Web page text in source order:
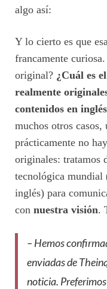
algo así:
Y lo cierto es que
francamente
original? ¿Cuál es
realmente
contenidos en
muchos otros
prácticamente no
originales: tratamos
tecnológica mundial
inglés) para
con nuestra visión.
– Hemos
enviadas de
noticia.